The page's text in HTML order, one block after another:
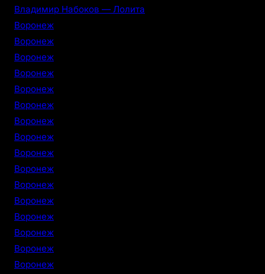
Владимир Набоков — Лолита
Воронеж
Воронеж
Воронеж
Воронеж
Воронеж
Воронеж
Воронеж
Воронеж
Воронеж
Воронеж
Воронеж
Воронеж
Воронеж
Воронеж
Воронеж
Воронеж